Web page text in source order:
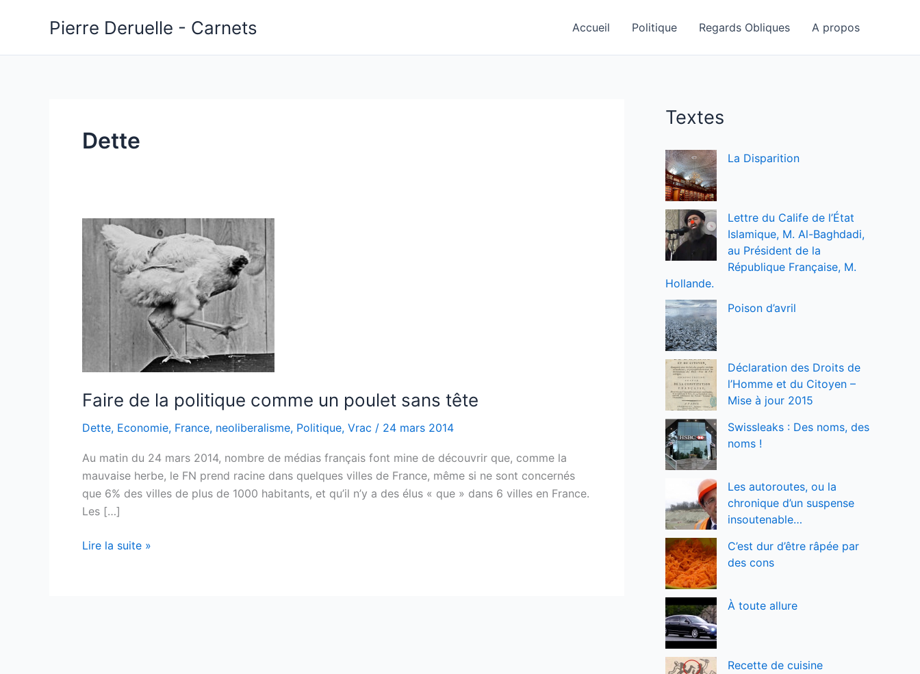
Pierre Deruelle - Carnets Accueil Politique Regards Obliques A propos
Dette
Faire de la politique comme un poulet sans tête
Dette, Economie, France, neoliberalisme, Politique, Vrac / 24 mars 2014
Au matin du 24 mars 2014, nombre de médias français font mine de découvrir que, comme la
mauvaise herbe, le FN prend racine dans quelques villes de France, même si ne sont concernés
que 6% des villes de plus de 1000 habitants, et qu’il n’y a des élus « que » dans 6 villes en France.
Les […]
Faire
Lire la suite »
Textes
La Disparition
Lettre du Calife de l’État
Islamique, M. Al-Baghdadi,
au Président de la
République Française, M.
Hollande.
Poison d’avril
Déclaration des Droits de
l’Homme et du Citoyen –
Mise à jour 2015
Swissleaks : Des noms, des
noms !
Les autoroutes, ou la
chronique d’un suspense
insoutenable…
C’est dur d’être râpée par
des cons
À toute allure
Recette de cuisine